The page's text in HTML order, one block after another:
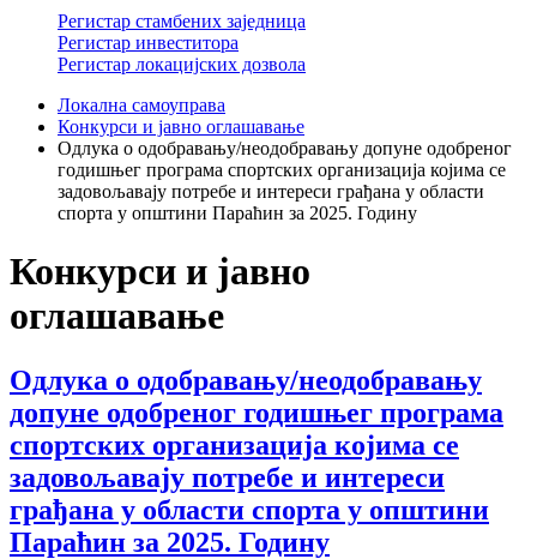
Регистар стамбених заједница
Регистар инвеститора
Регистар локацијских дозвола
Локална самоуправа
Конкурси и јавно оглашавање
Одлука о одобравању/неодобравању допуне одобреног
годишњег програма спортских организација којима се
задовољавају потребе и интереси грађана у области
спорта у општини Параћин за 2025. Годину
Конкурси и јавно
оглашавање
Одлука о одобравању/неодобравању
допуне одобреног годишњег програма
спортских организација којима се
задовољавају потребе и интереси
грађана у области спорта у општини
Параћин за 2025. Годину